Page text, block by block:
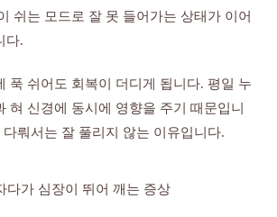
쉬는 모드로 잘 못 들어가는 상태가 이어
다.
푹 쉬어도 회복이 더디게 됩니다. 평일 누
혀 신경에 동시에 영향을 주기 때문입니
뤄서는 잘 풀리지 않는 이유입니다.